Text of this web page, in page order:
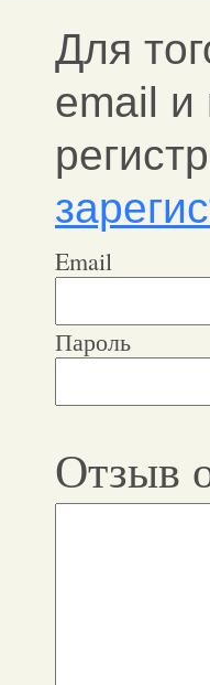
Для
email и
Email
Пароль
Отзыв